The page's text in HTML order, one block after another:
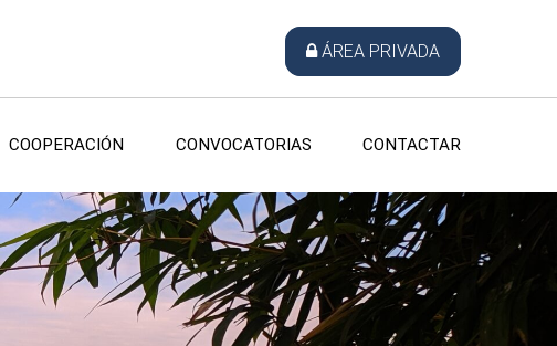
ÁREA PRIVADA
COOPERACIÓN CONVOCATORIAS CONTACTAR